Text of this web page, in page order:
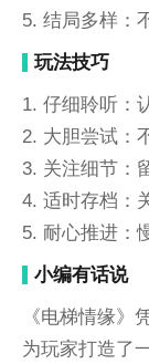
5. 结局多样：
玩法技巧
1. 仔细聆听：
2. 大胆尝试：
3. 关注细节：
4. 适时存档：
5. 耐心推进：
小编有话说
《电梯情缘》
为玩家打造了